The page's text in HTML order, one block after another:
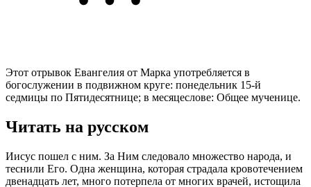
Этот отрывок Евангелия от Марка употребляется в
богослужении в подвижном круге: понедельник 15-й
седмицы по Пятидесятнице; в месяцеслове: Общее мученице.
Читать на русском
Иисус пошел с ним. За Ним следовало множество народа, и
теснили Его. Одна женщина, которая страдала кровотечением
двенадцать лет, много потерпела от многих врачей, истощила